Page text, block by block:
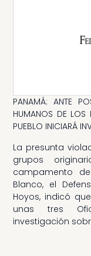
PANAMÁ: ANTE
HUMANOS DE LOS
PUEBLO INICIARÁ
La presunta
grupos
campamento
Blanco, el
Hoyos, indicó
unas tres
investigación